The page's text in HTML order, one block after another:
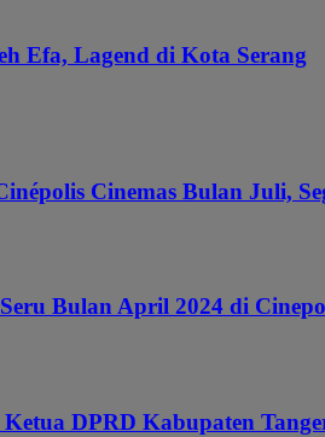
Efa, Lagend di Kota Serang
Cinemas Bulan Juli,
Bulan April 2024 di
DPRD Kabupaten